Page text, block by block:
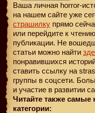
Ваша личная horror-
на нашем сайте уже
страшилку прямо
или перейдите к чтению
публикации. Не
статьи можно найти
понравившихся
ставить ссылку на
группы в соцсети.
и участие в развитии
Читайте также самые
категории: